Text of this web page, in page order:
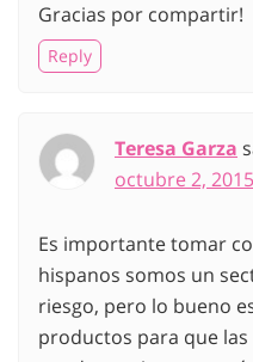
Gracias por compartir!
Reply
Teresa Garza
octubre 2,
Es importante tomar
hispanos somos un
riesgo, pero lo bueno
productos para que